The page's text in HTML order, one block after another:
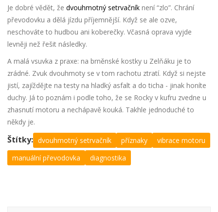
Je dobré vědět, že dvouhmotný setrvačník není “zlo”. Chrání
převodovku a dělá jízdu příjemnější. Když se ale ozve,
neschováte to hudbou ani koberečky. Včasná oprava vyjde
levněji než řešit následky.
A malá vsuvka z praxe: na brněnské kostky u Zelňáku je to
zrádné. Zvuk dvouhmoty se v tom rachotu ztratí. Když si nejste
jistí, zajíždějte na testy na hladký asfalt a do ticha - jinak honíte
duchy. Já to poznám i podle toho, že se Rocky v kufru zvedne u
zhasnutí motoru a nechápavě kouká. Takhle jednoduché to
někdy je.
Štítky: dvouhmotný setrvačník příznaky
vibrace motoru
manuální převodovka
diagnostika